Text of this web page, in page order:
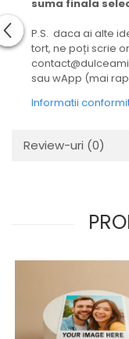
suma finala
P.S. daca ai alte
tort, ne poți scrie
sau wApp (mai
Informatii
Review-uri (0)